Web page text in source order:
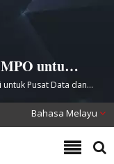
untuk
untuk Pusat Data dan
Bahasa Melayu